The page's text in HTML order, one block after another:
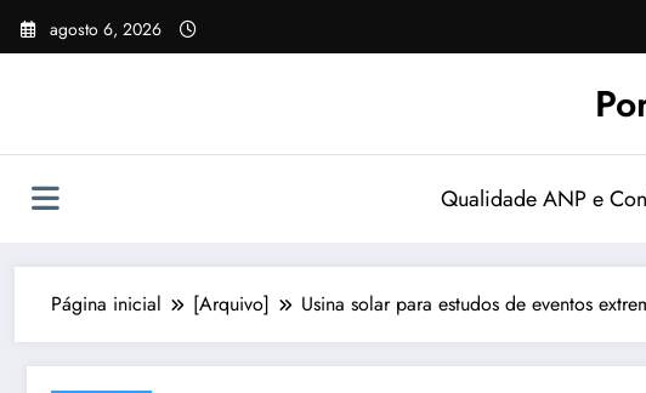
Pular
para
agosto 6, 2026
Qualidade ANP e
Página inicial [Arquivo] Usina solar para estudos de eventos